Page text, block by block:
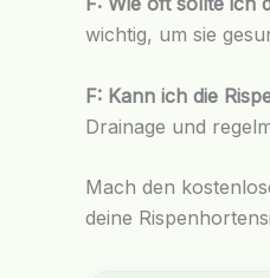
wichtig, um sie
F: Kann ich die
Drainage und
Mach den
deine